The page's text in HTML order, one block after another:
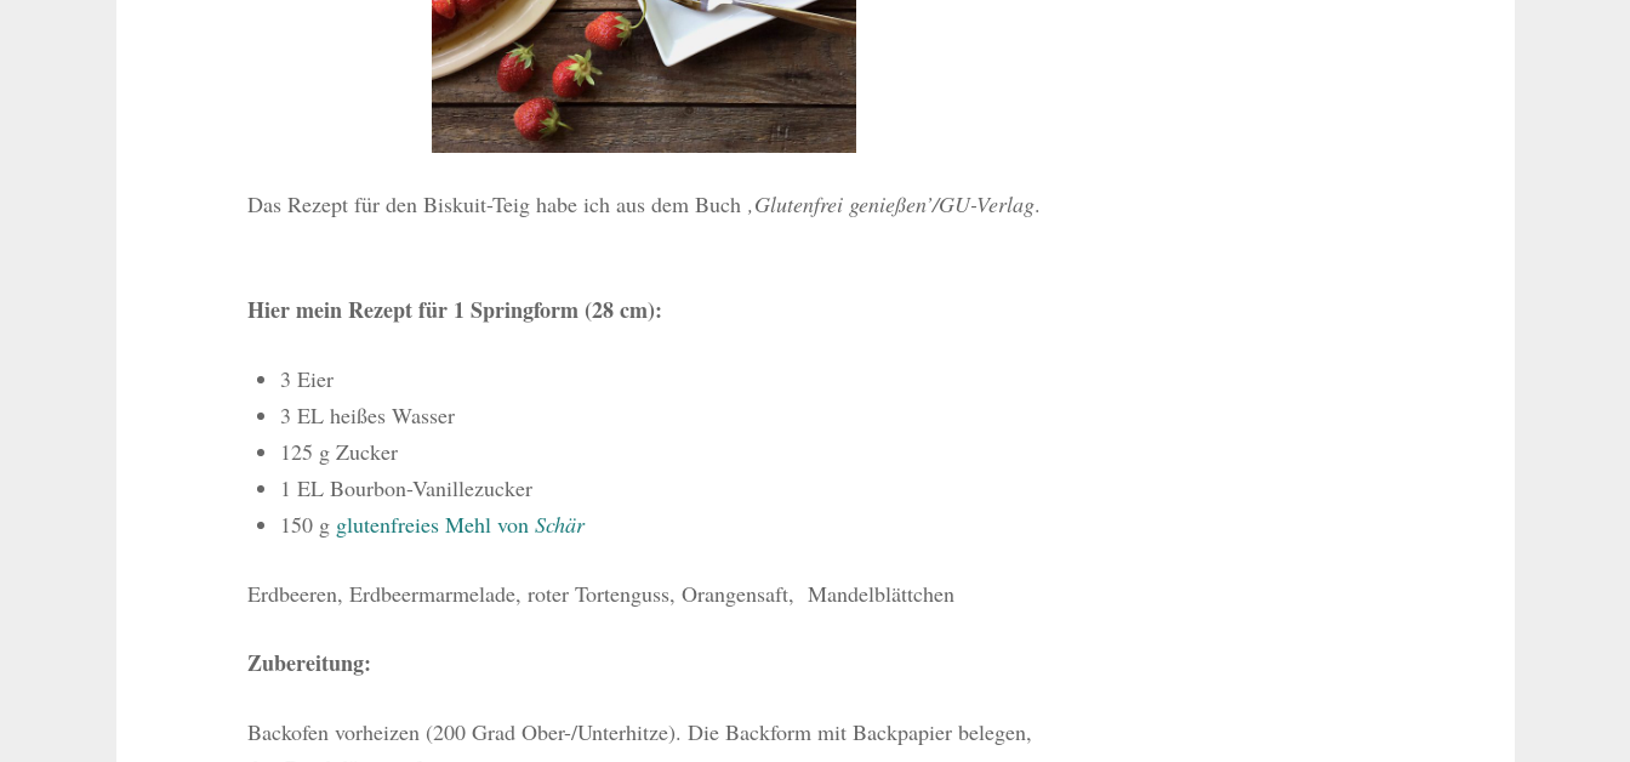
Das Rezept für den Biskuit-Teig habe ich aus dem Buch ‚Glutenfrei genießen’/GU-Verlag.
Hier mein Rezept für 1 Springform (28 cm):
3 Eier
3 EL heißes Wasser
125 g Zucker
1 EL Bourbon-Vanillezucker
150 g glutenfreies Mehl von Schär
Erdbeeren, Erdbeermarmelade, roter Tortenguss, Orangensaft, Mandelblättchen
Zubereitung:
Backofen vorheizen (200 Grad Ober-/Unterhitze). Die Backform mit Backpapier belegen,